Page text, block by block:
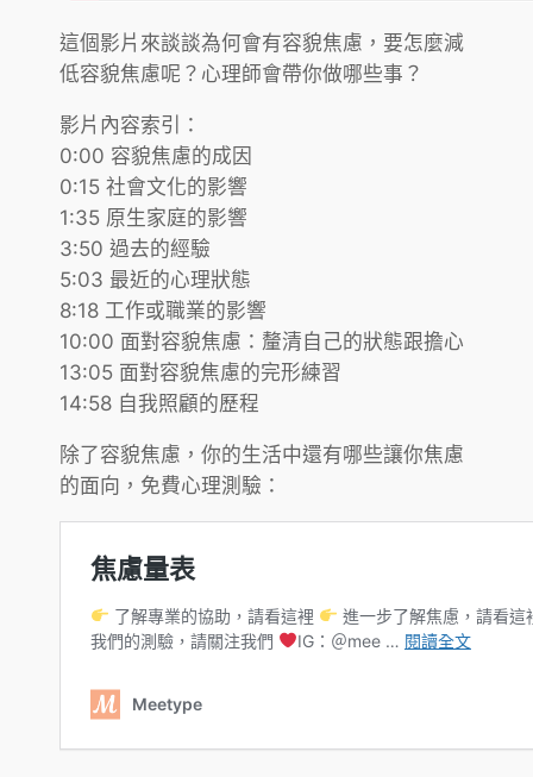
這個影片來談談為何會有容貌焦慮，要怎麼減
低容貌焦慮呢？心理師會帶你做哪些事？
影片內容索引：
0:00 容貌焦慮的成因
0:15 社會文化的影響
1:35 原生家庭的影響
3:50 過去的經驗
5:03 最近的心理狀態
8:18 工作或職業的影響
10:00 面對容貌焦慮：釐清自己的狀態跟擔心
13:05 面對容貌焦慮的完形練習
14:58 自我照顧的歷程
除了容貌焦慮，你的生活中還有哪些讓你焦慮
的面向，免費心理測驗：